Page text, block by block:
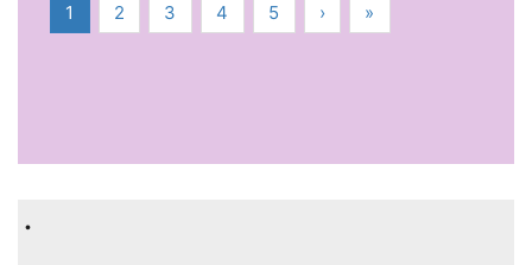
1 2 3 4 5 › »
.